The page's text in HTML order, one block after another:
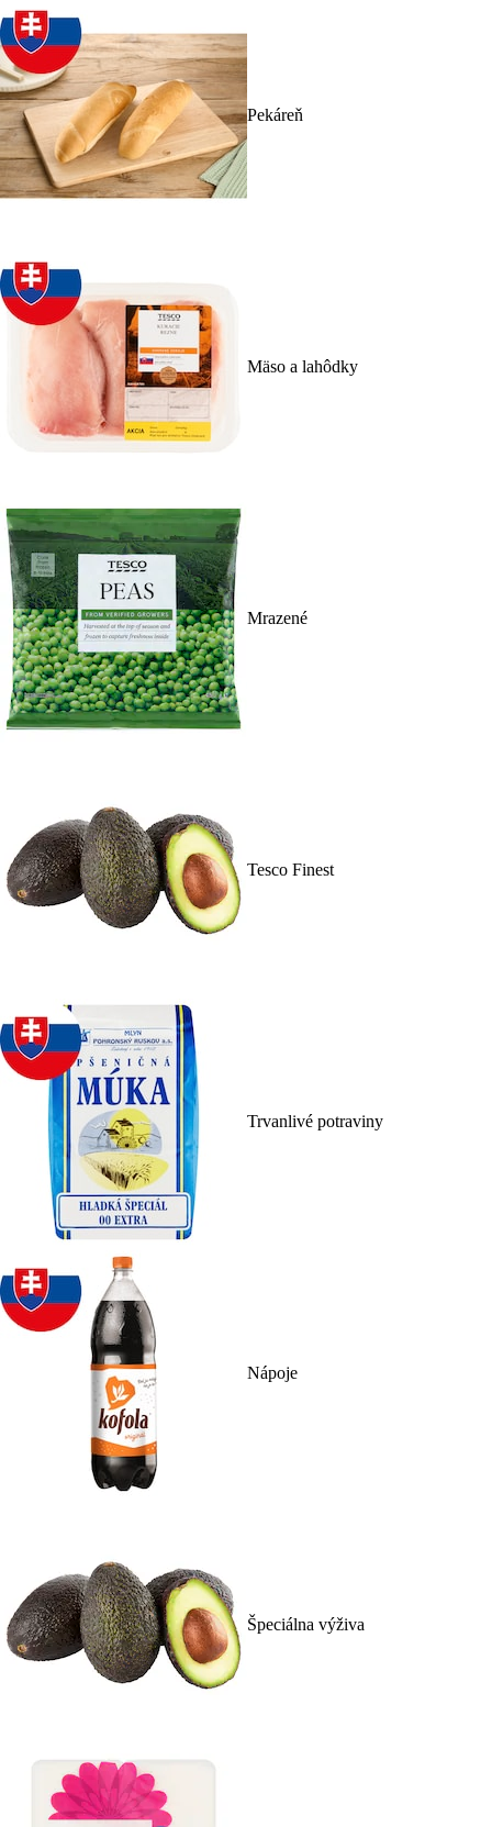
Pekáreň
Mäso a lahôdky
Mrazené
Tesco Finest
Trvanlivé potraviny
Nápoje
Špeciálna výživa